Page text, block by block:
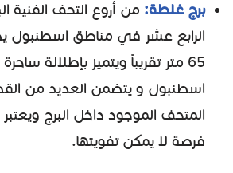
برج غلطة: من أروع التحف الفنية
الرابع عشر في مناطق اسطنبول
65 متر تقريباً ويتميز بإطلالة
اسطنبول و يتضمن العديد من
المتحف الموجود داخل البرج ويعتبر
فرصة لا يمكن تفويتها.